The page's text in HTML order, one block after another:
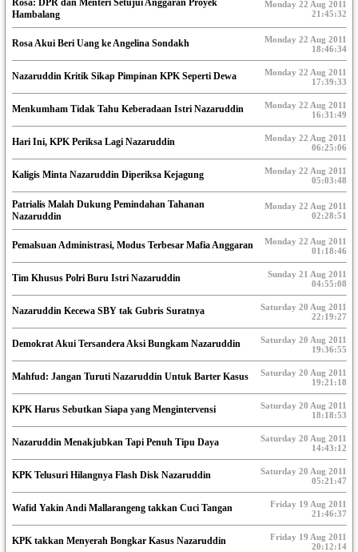
Rosa: DPR dan Menteri Setujui Anggaran Proyek
Hambalang
Monday 22 Aug 2011
21:45:32
Rosa Akui Beri Uang ke Angelina Sondakh
Monday 22 Aug 2011
18:46:34
Nazaruddin Kritik Sikap Pimpinan KPK Seperti Dewa
Monday 22 Aug 2011
17:39:33
Menkumham Tidak Tahu Keberadaan Istri Nazaruddin
Monday 22 Aug 2011
16:31:49
Hari Ini, KPK Periksa Lagi Nazaruddin
Monday 22 Aug 2011
06:25:06
Kaligis Minta Nazaruddin Diperiksa Kejagung
Monday 22 Aug 2011
05:03:48
Patrialis Malah Dukung Pemindahan Tahanan
Nazaruddin
Monday 22 Aug 2011
02:28:51
Pemalsuan Administrasi, Modus Terbesar Mafia Anggaran
Monday 22 Aug 2011
01:18:46
Tim Khusus Polri Buru Istri Nazaruddin
Sunday 21 Aug 2011
04:55:08
Nazaruddin Kecewa SBY tak Gubris Suratnya
Saturday 20 Aug 2011
22:19:27
Demokrat Akui Tersandera Aksi Bungkam Nazaruddin
Saturday 20 Aug 2011
19:36:55
Mahfud: Jangan Turuti Nazaruddin Untuk Barter Kasus
Saturday 20 Aug 2011
19:21:18
KPK Harus Sebutkan Siapa yang Mengintervensi
Saturday 20 Aug 2011
18:18:53
Nazaruddin Menakjubkan Tapi Penuh Tipu Daya
Saturday 20 Aug 2011
14:43:12
KPK Telusuri Hilangnya Flash Disk Nazaruddin
Saturday 20 Aug 2011
05:21:47
Wafid Yakin Andi Mallarangeng takkan Cuci Tangan
Friday 19 Aug 2011
21:46:37
KPK takkan Menyerah Bongkar Kasus Nazaruddin
Friday 19 Aug 2011
20:12:14